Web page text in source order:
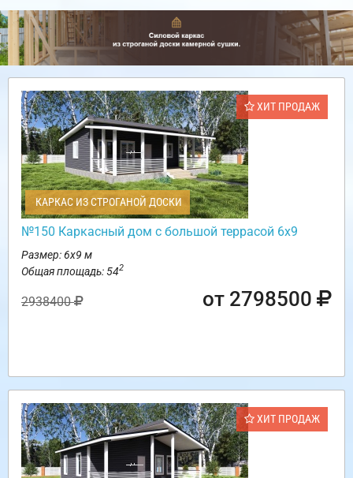
ХИТ ПРОДАЖ
КАРКАС ИЗ СТРОГАНОЙ ДОСКИ
№150 Каркасный дом с большой террасой 6х9
Размер: 6х9 м
Общая площадь: 542
2938400 от 2798500
ХИТ ПРОДАЖ